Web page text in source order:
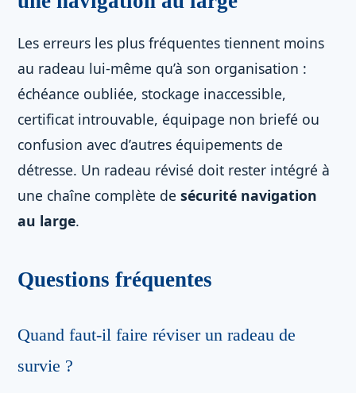
Les erreurs les plus fréquentes tiennent moins
au radeau lui-même qu’à son organisation :
échéance oubliée, stockage inaccessible,
certificat introuvable, équipage non briefé ou
confusion avec d’autres équipements de
détresse. Un radeau révisé doit rester intégré à
une chaîne complète de sécurité navigation
au large.
Questions fréquentes
Quand faut-il faire réviser un radeau de
survie ?